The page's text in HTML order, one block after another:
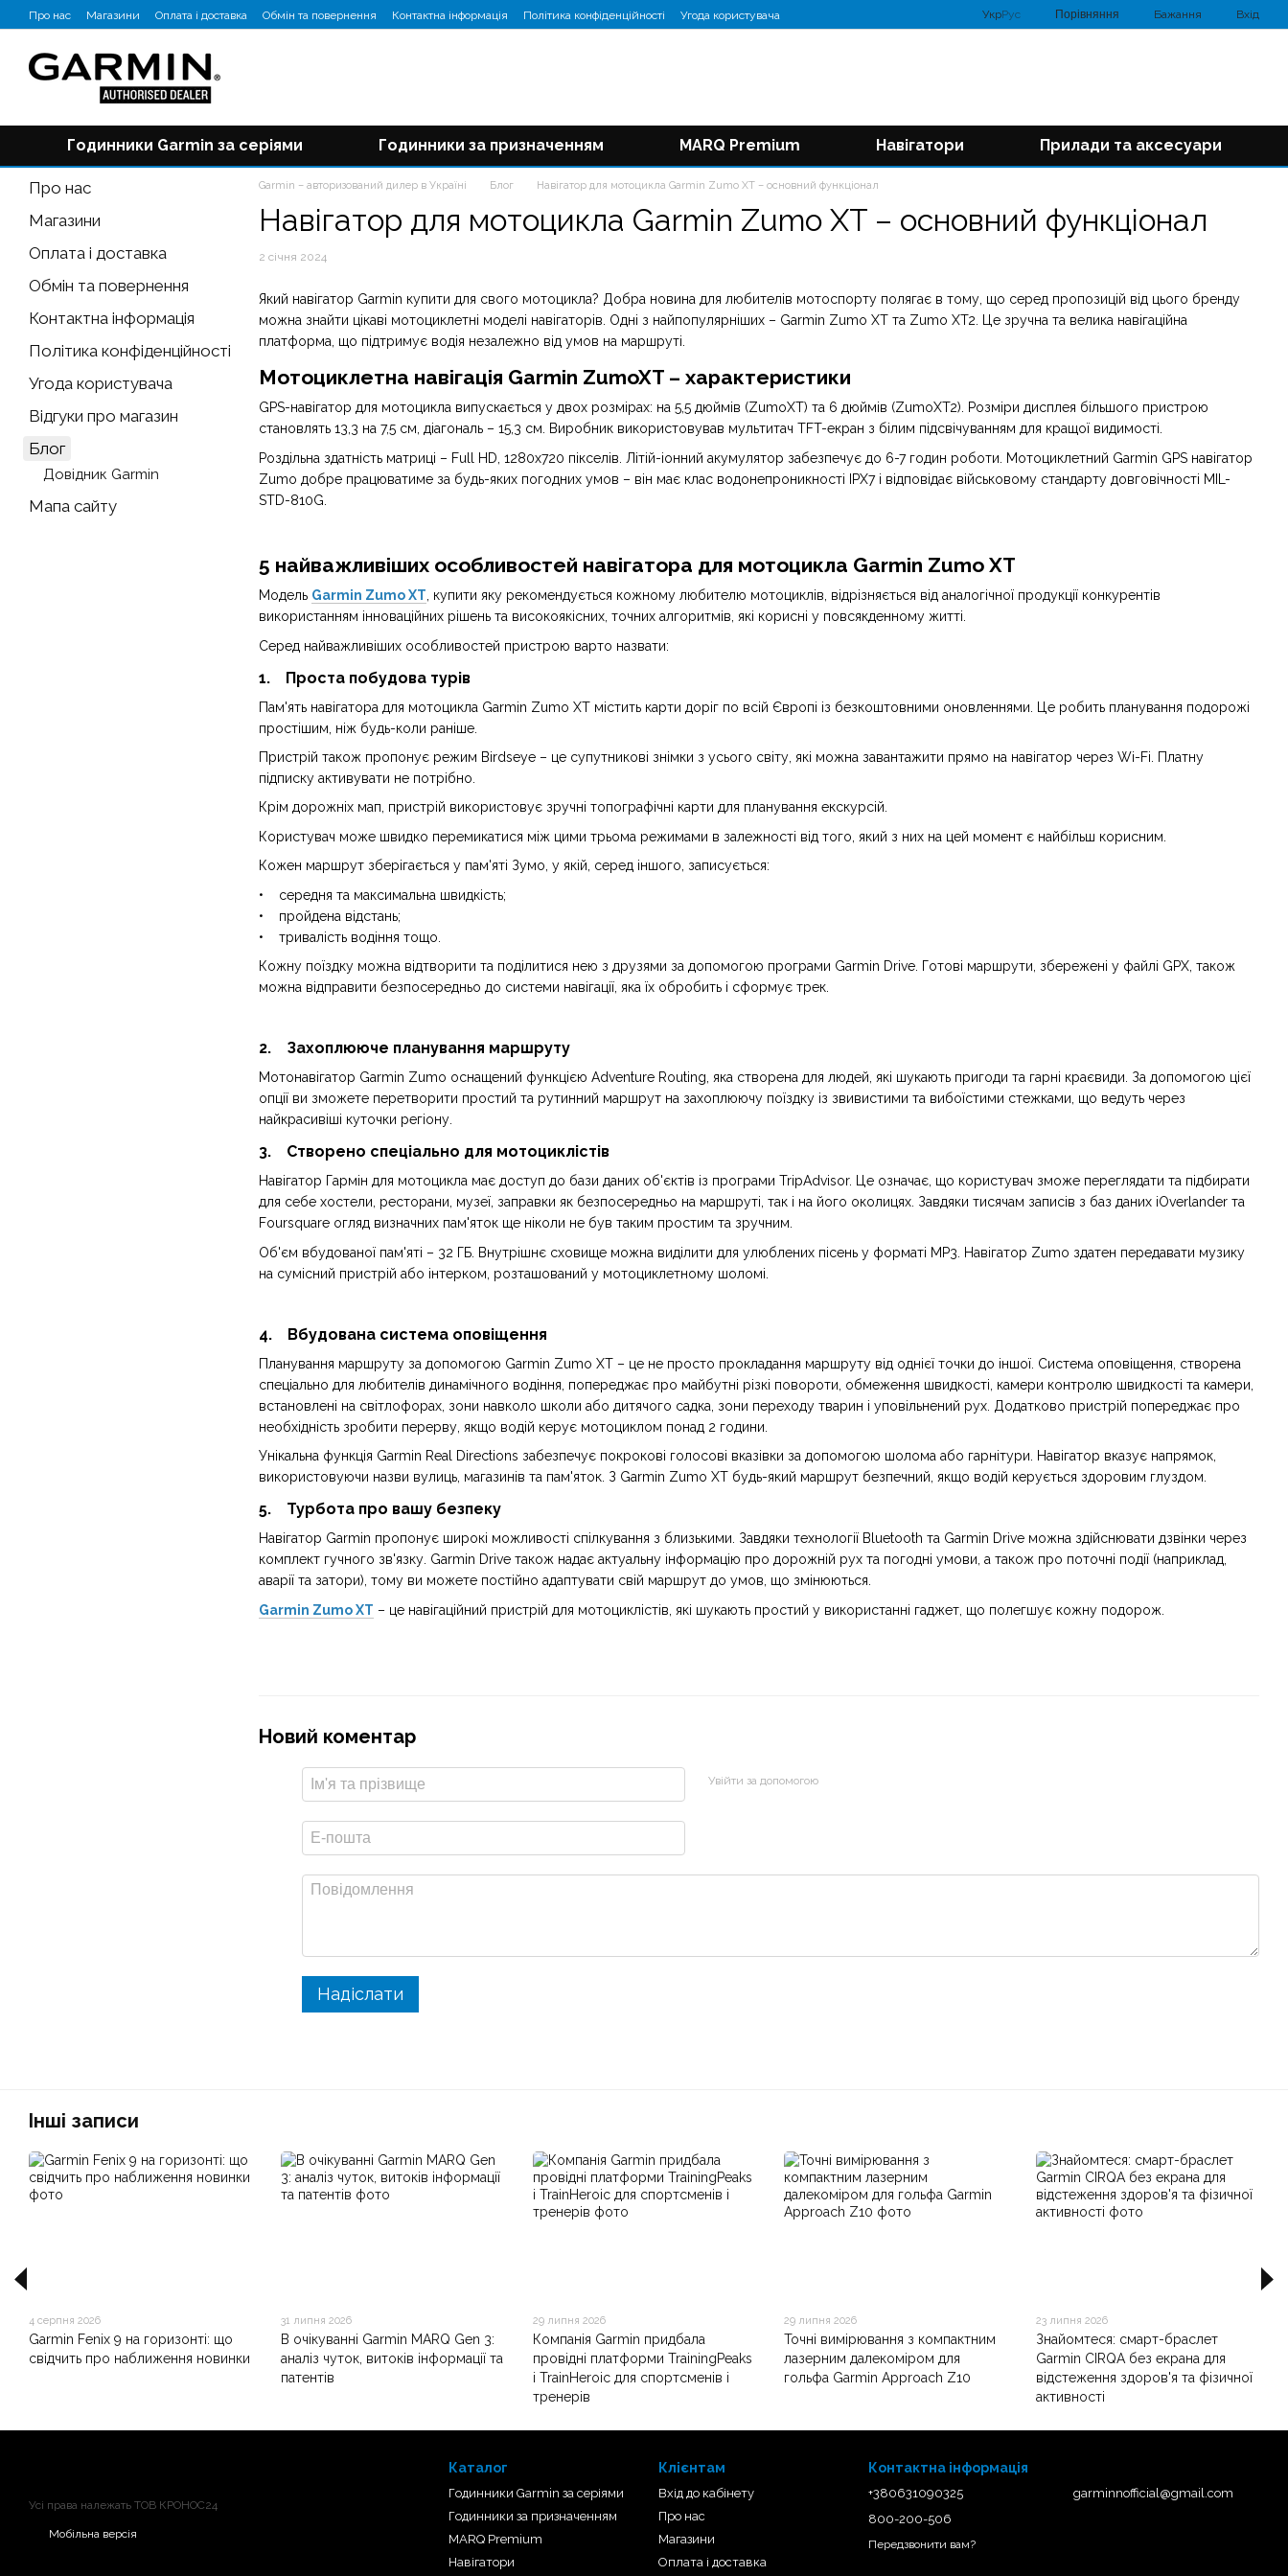
Перейти до основного контенту
Про нас Магазини Оплата і доставка Обмін та повернення Контактна інформація Політика конфіденційності
Угода користувача
Відгуки про магазин
Блог
УкрРус Порівняння Бажання Вхід
Годинники Garmin за серіями Годинники за призначенням MARQ Premium Навігатори Прилади та аксесуари
Garmin – авторизований дилер в Україні Блог Навігатор для мотоцикла Garmin Zumo XT – основний функціонал
Навігатор для мотоцикла Garmin Zumo XT – основний функціонал
2 січня 2024
Який навігатор Garmin купити для свого мотоцикла? Добра новина для любителів мотоспорту полягає в тому, що серед пропозицій від цього бренду
можна знайти цікаві мотоциклетні моделі навігаторів. Одні з найпопулярніших – Garmin Zumo XT та Zumo XT2. Це зручна та велика навігаційна
платформа, що підтримує водія незалежно від умов на маршруті.
Мотоциклетна навігація Garmin ZumoXT – характеристики
GPS-навігатор для мотоцикла випускається у двох розмірах: на 5,5 дюймів (ZumoXT) та 6 дюймів (ZumoXT2). Розміри дисплея більшого пристрою
становлять 13,3 на 7,5 см, діагональ – 15,3 см. Виробник використовував мультитач TFT-екран з білим підсвічуванням для кращої видимості.
Роздільна здатність матриці – Full HD, 1280х720 пікселів. Літій-іонний акумулятор забезпечує до 6-7 годин роботи. Мотоциклетний Garmin GPS навігатор
Zumo добре працюватиме за будь-яких погодних умов – він має клас водонепроникності IPX7 і відповідає військовому стандарту довговічності MIL-
STD-810G.
5 найважливіших особливостей навігатора для мотоцикла Garmin Zumo XT
Модель Garmin Zumo XT , купити яку рекомендується кожному любителю мотоциклів, відрізняється від аналогічної продукції конкурентів
використанням інноваційних рішень та високоякісних, точних алгоритмів, які корисні у повсякденному житті.
Серед найважливіших особливостей пристрою варто назвати:
1. Проста побудова турів
Пам'ять навігатора для мотоцикла Garmin Zumo XT містить карти доріг по всій Європі із безкоштовними оновленнями. Це робить планування подорожі
простішим, ніж будь-коли раніше.
Пристрій також пропонує режим Birdseye – це супутникові знімки з усього світу, які можна завантажити прямо на навігатор через Wi-Fi. Платну
підписку активувати не потрібно.
Крім дорожніх мап, пристрій використовує зручні топографічні карти для планування екскурсій.
Користувач може швидко перемикатися між цими трьома режимами в залежності від того, який з них на цей момент є найбільш корисним.
Кожен маршрут зберігається у пам'яті Зумо, у якій, серед іншого, записується:
• середня та максимальна швидкість;
• пройдена відстань;
• тривалість водіння тощо.
Кожну поїздку можна відтворити та поділитися нею з друзями за допомогою програми Garmin Drive. Готові маршрути, збережені у файлі GPX, також
можна відправити безпосередньо до системи навігації, яка їх обробить і сформує трек.
2. Захоплююче планування маршруту
Мотонавігатор Garmin Zumo оснащений функцією Adventure Routing, яка створена для людей, які шукають пригоди та гарні краєвиди. За допомогою цієї
опції ви зможете перетворити простий та рутинний маршрут на захоплюючу поїздку із звивистими та вибоїстими стежками, що ведуть через
найкрасивіші куточки регіону.
3. Створено спеціально для мотоциклістів
Навігатор Гармін для мотоцикла має доступ до бази даних об'єктів із програми TripAdvisor. Це означає, що користувач зможе переглядати та підбирати
для себе хостели, ресторани, музеї, заправки як безпосередньо на маршруті, так і на його околицях. Завдяки тисячам записів з баз даних iOverlander та
Foursquare огляд визначних пам'яток ще ніколи не був таким простим та зручним.
Об'єм вбудованої пам'яті – 32 ГБ. Внутрішнє сховище можна виділити для улюблених пісень у форматі MP3. Навігатор Zumo здатен передавати музику
на сумісний пристрій або інтерком, розташований у мотоциклетному шоломі.
4. Вбудована система оповіщення
Планування маршруту за допомогою Garmin Zumo XT – це не просто прокладання маршруту від однієї точки до іншої. Система оповіщення, створена
спеціально для любителів динамічного водіння, попереджає про майбутні різкі повороти, обмеження швидкості, камери контролю швидкості та камери,
встановлені на світлофорах, зони навколо школи або дитячого садка, зони переходу тварин і уповільнений рух. Додатково пристрій попереджає про
необхідність зробити перерву, якщо водій керує мотоциклом понад 2 години.
Унікальна функція Garmin Real Directions забезпечує покрокові голосові вказівки за допомогою шолома або гарнітури. Навігатор вказує напрямок,
використовуючи назви вулиць, магазинів та пам'яток. З Garmin Zumo XT будь-який маршрут безпечний, якщо водій керується здоровим глуздом.
5. Турбота про вашу безпеку
Навігатор Garmin пропонує широкі можливості спілкування з близькими. Завдяки технології Bluetooth та Garmin Drive можна здійснювати дзвінки через
комплект гучного зв'язку. Garmin Drive також надає актуальну інформацію про дорожній рух та погодні умови, а також про поточні події (наприклад,
аварії та затори), тому ви можете постійно адаптувати свій маршрут до умов, що змінюються.
Garmin Zumo XT – це навігаційний пристрій для мотоциклістів, які шукають простий у використанні гаджет, що полегшує кожну подорож.
Новий коментар
Увійти за допомогою
Надіслати
Про нас
Магазини
Оплата і доставка
Обмін та повернення
Контактна інформація
Політика конфіденційності
Угода користувача
Відгуки про магазин
Блог
Довідник Garmin
Мапа сайту
Інші записи
4 серпня 2026
Garmin Fenix 9 на горизонті: що
свідчить про наближення новинки
31 липня 2026
В очікуванні Garmin MARQ Gen 3:
аналіз чуток, витоків інформації та
патентів
29 липня 2026
Компанія Garmin придбала
провідні платформи TrainingPeaks
і TrainHeroic для спортсменів і
тренерів
29 липня 2026
Точні вимірювання з компактним
лазерним далекоміром для
гольфа Garmin Approach Z10
23 липня 2026
Знайомтеся: смарт-браслет
Garmin CIRQA без екрана для
відстеження здоров'я та фізичної
активності
Усі права належать ТОВ КРОНОС24
Мобільна версія
Каталог
Годинники Garmin за серіями
Годинники за призначенням
MARQ Premium
Навігатори
Клієнтам
Вхід до кабінету
Про нас
Магазини
Оплата і доставка
Контактна інформація
+380631090325
800-200-506
Передзвонити вам?
garminnofficial@gmail.com